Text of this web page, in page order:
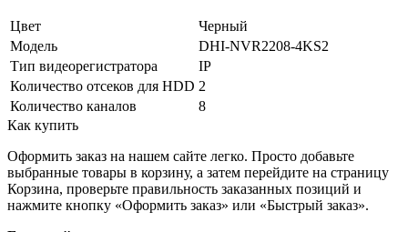
Цвет
Черный
Модель
DHI-NVR2208-4KS2
Тип видеорегистратора
IP
Количество отсеков для HDD 2
Количество каналов
8
Как купить
Оформить заказ на нашем сайте легко. Просто добавьте
выбранные товары в корзину, а затем перейдите на страницу
Корзина, проверьте правильность заказанных позиций и
нажмите кнопку «Оформить заказ» или «Быстрый заказ».